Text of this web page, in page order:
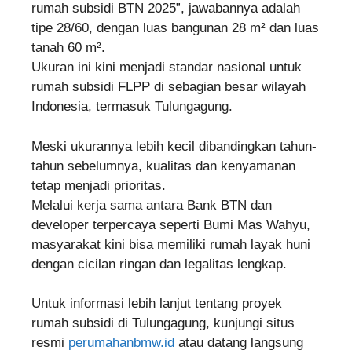
rumah subsidi BTN 2025”, jawabannya adalah
tipe 28/60, dengan luas bangunan 28 m² dan luas
tanah 60 m².
Ukuran ini kini menjadi standar nasional untuk
rumah subsidi FLPP di sebagian besar wilayah
Indonesia, termasuk Tulungagung.
Meski ukurannya lebih kecil dibandingkan tahun-
tahun sebelumnya, kualitas dan kenyamanan
tetap menjadi prioritas.
Melalui kerja sama antara Bank BTN dan
developer terpercaya seperti Bumi Mas Wahyu,
masyarakat kini bisa memiliki rumah layak huni
dengan cicilan ringan dan legalitas lengkap.
Untuk informasi lebih lanjut tentang proyek
rumah subsidi di Tulungagung, kunjungi situs
resmi perumahanbmw.id atau datang langsung